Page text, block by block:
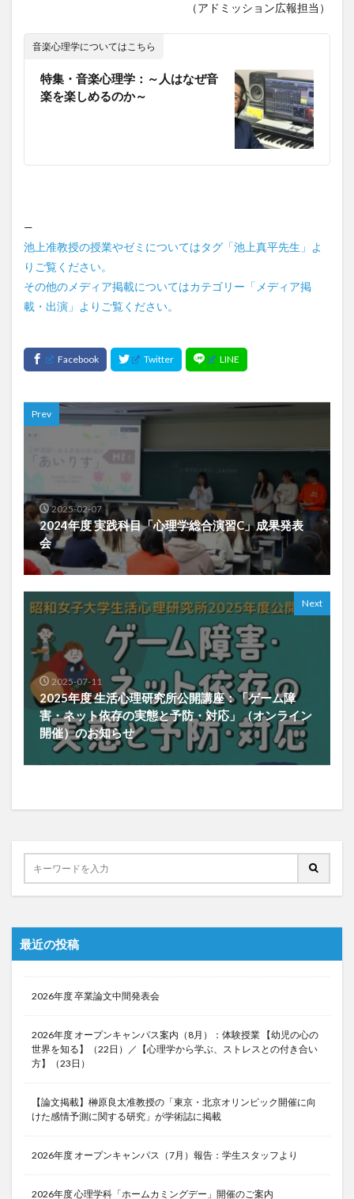
（アドミッション広報担当）
音楽心理学についてはこちら
特集・音楽心理学：～人はなぜ音
楽を楽しめるのか～
—
池上准教授の授業やゼミについてはタグ「池上真平先生」よ
りご覧ください。
その他のメディア掲載についてはカテゴリー「メディア掲
載・出演」よりご覧ください。
Prev
2025-02-07
2024年度 実践科目「心理学総合演習C」成果発表
会
Next
2025-07-11
2025年度 生活心理研究所公開講座：「ゲーム障
害・ネット依存の実態と予防・対応」（オンライン
開催）のお知らせ
最近の投稿
2026年度 卒業論文中間発表会
2026年度 オープンキャンパス案内（8月）：体験授業 【幼児の心の
世界を知る】（22日）／【心理学から学ぶ、ストレスとの付き合い
方】（23日）
【論文掲載】榊原良太准教授の「東京・北京オリンピック開催に向
けた感情予測に関する研究」が学術誌に掲載
2026年度 オープンキャンパス（7月）報告：学生スタッフより
2026年度 心理学科「ホームカミングデー」開催のご案内